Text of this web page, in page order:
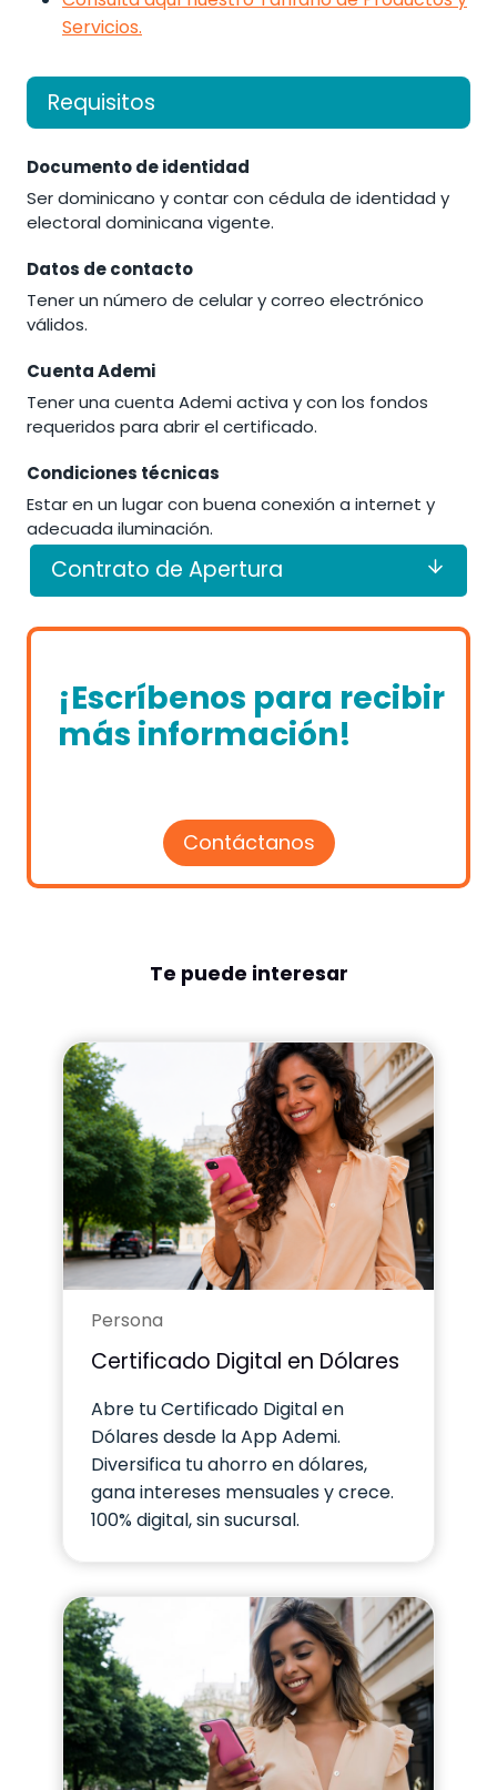
Servicios.
Requisitos
Documento de identidad
Ser dominicano y contar con cédula de identidad y
electoral dominicana vigente.
Datos de contacto
Tener un número de celular y correo electrónico
válidos.
Cuenta Ademi
Tener una cuenta Ademi activa y con los fondos
requeridos para abrir el certificado.
Condiciones técnicas
Estar en un lugar con buena conexión a internet y
adecuada iluminación.
Contrato de Apertura
¡Escríbenos para recibir
más información!
Contáctanos
Te puede interesar
Persona
Certificado Digital en Dólares
Abre tu Certificado Digital en
Dólares desde la App Ademi.
Diversifica tu ahorro en dólares,
gana intereses mensuales y crece.
100% digital, sin sucursal.